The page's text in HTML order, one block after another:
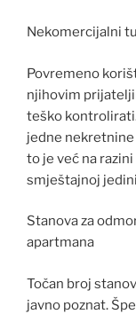
Nekomercijalni
Povremeno
njihovim
teško
jedne
to je već na
smještajnoj
Stanova za
apartmana
Točan broj
javno poznat.